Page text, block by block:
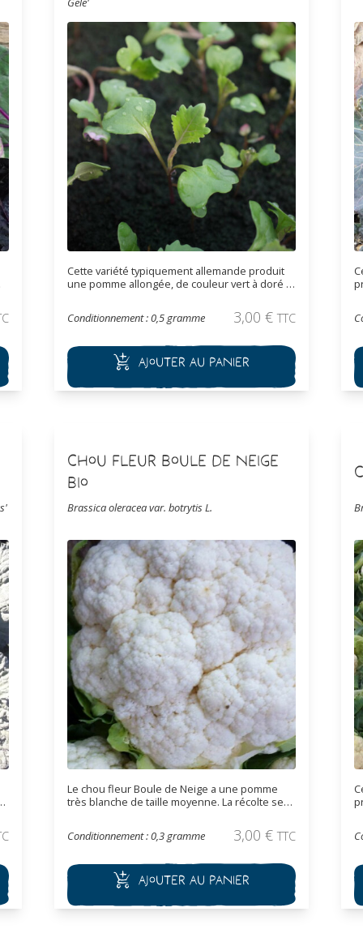
Cette variété typiquement allemande produit
une pomme allongée, de couleur vert à doré à
tendre que les autres choux de Milan. D'un
saveur très douce, ses grandes feuilles
des choux farcis. Récolte hivernale.
Conditionnement : 0,5 gramme 3,00€ TTC
Ajouter au panier
Chou Fleur Boule de Neige
Bio
Brassica oleracea var. botrytis L.
Le chou fleur Boule de Neige a une pomme
très blanche de taille moyenne. La récolte se
jours après la plantation). Elle se conserve très
bien après récolte surtout si vous lui laissez
Conditionnement : 0,3 gramme 3,00€ TTC
Ajouter au panier